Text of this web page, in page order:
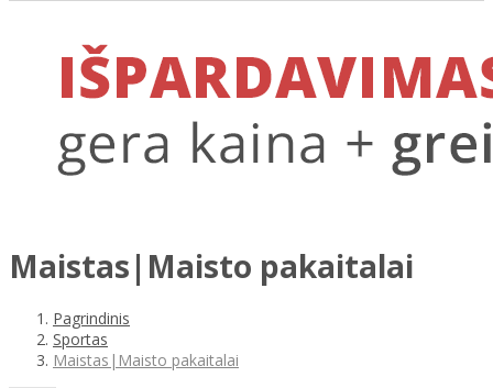
Maistas|Maisto pakaitalai
Pagrindinis
Sportas
Maistas|Maisto pakaitalai